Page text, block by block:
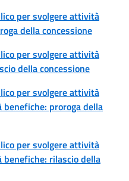
per svolgere attività
della concessione
per svolgere attività
della concessione
per svolgere attività
proroga della
per svolgere attività
rilascio della